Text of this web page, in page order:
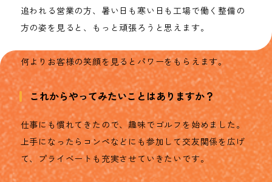
追われる営業の方、暑い日も寒い日も工場で働く整備の
方の姿を見ると、もっと頑張ろうと思えます。
何よりお客様の笑顔を見るとパワーをもらえます。
これからやってみたいことはありますか？
仕事にも慣れてきたので、趣味でゴルフを始めました。
上手になったらコンペなどにも参加して交友関係を広げ
て、プライベートも充実させていきたいです。